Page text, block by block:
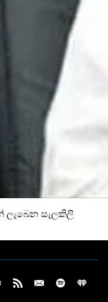
ලැබෙන සැලකිලි